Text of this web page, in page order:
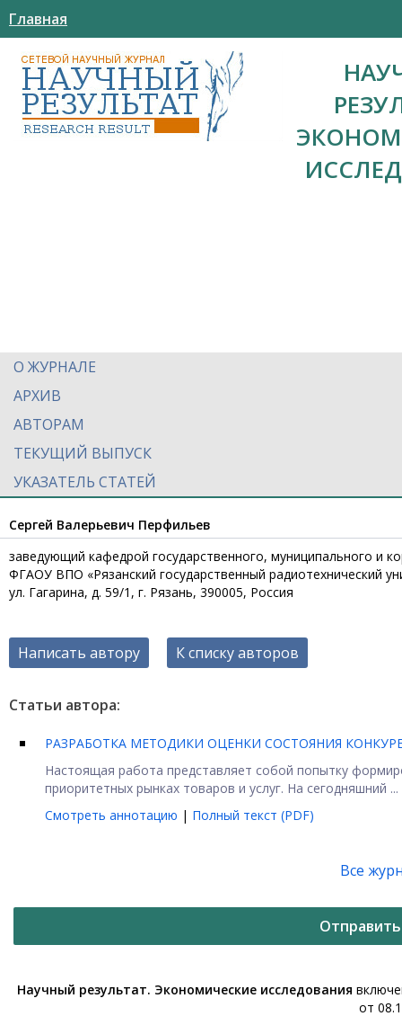
Главная
О ЖУРНАЛЕ
АРХИВ
АВТОРАМ
ТЕКУЩИЙ ВЫПУСК
УКАЗАТЕЛЬ СТАТЕЙ
Сергей Валерьевич Перфильев
заведующий кафедрой государственного, муниципального и
ФГАОУ ВПО «Рязанский государственный радиотехнический
ул. Гагарина, д. 59/1, г. Рязань, 390005, Россия
Написать автору К списку авторов
Статьи автора:
РАЗРАБОТКА МЕТОДИКИ ОЦЕНКИ СОСТОЯНИЯ
Настоящая работа представляет собой попытку
приоритетных рынках товаров и услуг. На сегодняшний ...
Смотреть аннотацию | Полный текст (PDF)
Все
Научный результат. Экономические исследования
от